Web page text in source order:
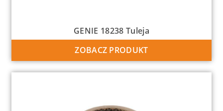
GENIE 18238 Tuleja
ZOBACZ PRODUKT